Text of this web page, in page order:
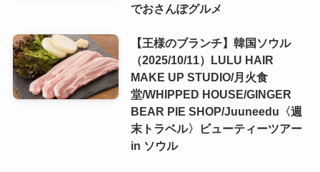
でおさんぽグルメ
【王様のブランチ】韓国ソウル
（2025/10/11）LULU HAIR
MAKE UP STUDIO/月火食
堂/WHIPPED HOUSE/GINGER
BEAR PIE SHOP/Juuneedu〈週
末トラベル〉ビューティーツアー
in ソウル